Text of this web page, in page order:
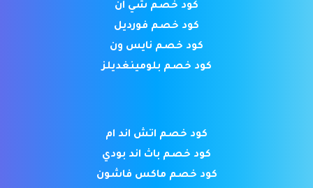
كود خصم شي ان
كود خصم فورديل
كود خصم نايس ون
كود خصم بلومينغديلز
كود خصم اتش اند ام
كود خصم باث اند بودي
كود خصم ماكس فاشون